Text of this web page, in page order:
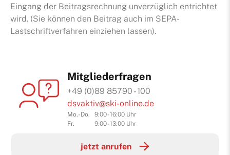
Eingang der Beitragsrechnung unverzüglich entrichtet
wird. (Sie können den Beitrag auch im SEPA-
Lastschriftverfahren einziehen lassen).
Mitgliederfragen
+49 (0)89 85790 - 100
dsvaktiv@ski-online.de
Mo.-Do.
9:00 - 16:00 Uhr
Fr.
9:00 - 13:00 Uhr
jetzt anrufen